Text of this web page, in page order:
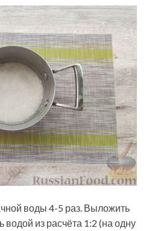
воды 4-5 раз. Выложить
водой из расчёта 1:2 (на одну